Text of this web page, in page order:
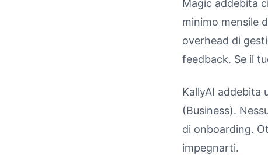
Magic addebita
minimo mensile
overhead di
feedback. Se il
KallyAI addebita
(Business).
di onboarding.
impegnarti.